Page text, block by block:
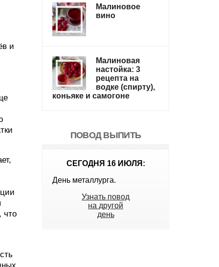
и
что
Малиновое
вино
Малиновая
настойка: 3
рецепта на
водке (спирту),
коньяке и самогоне
ПОВОД ВЫПИТЬ
СЕГОДНЯ 16 ИЮЛЯ:
День металлурга.
Узнать повод
на другой
день